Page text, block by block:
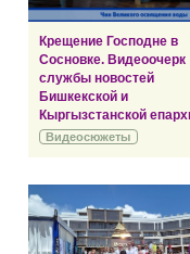
Крещение Господне в
Сосновке. Видеоочерк
службы новостей
Бишкекской и
Кыргызстанской
Видеосюжеты